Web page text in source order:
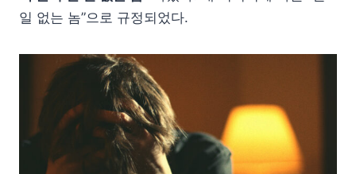
일 없는 놈”으로 규정되었다.